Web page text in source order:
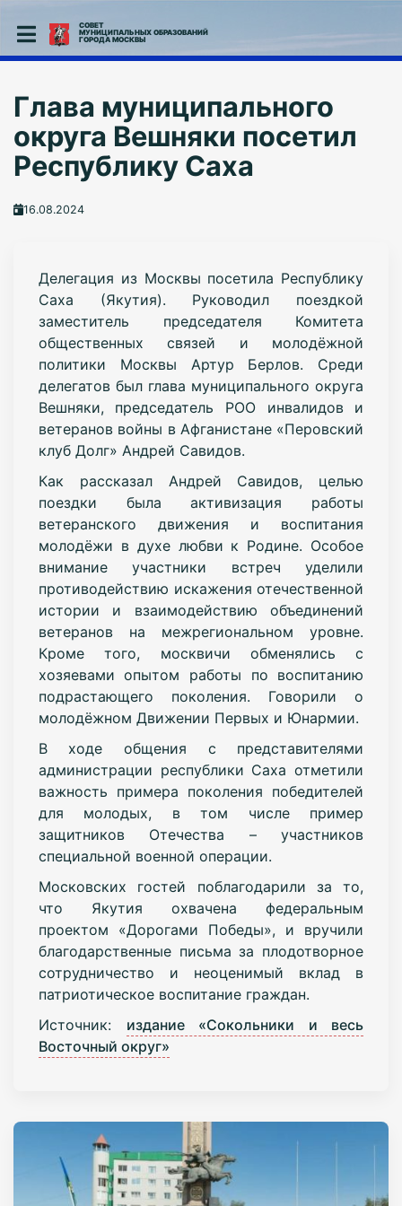
СОВЕТ
МУНИЦИПАЛЬНЫХ ОБРАЗОВАНИЙ
ГОРОДА МОСКВЫ
Глава муниципального
округа Вешняки посетил
Республику Саха
16.08.2024
Делегация из Москвы посетила Республику
Саха (Якутия). Руководил поездкой
заместитель председателя Комитета
общественных связей и молодёжной
политики Москвы Артур Берлов. Среди
делегатов был глава муниципального округа
Вешняки, председатель РОО инвалидов и
ветеранов войны в Афганистане «Перовский
клуб Долг» Андрей Савидов.
Как рассказал Андрей Савидов, целью
поездки была активизация работы
ветеранского движения и воспитания
молодёжи в духе любви к Родине. Особое
внимание участники встреч уделили
противодействию искажения отечественной
истории и взаимодействию объединений
ветеранов на межрегиональном уровне.
Кроме того, москвичи обменялись с
хозяевами опытом работы по воспитанию
подрастающего поколения. Говорили о
молодёжном Движении Первых и Юнармии.
В ходе общения с представителями
администрации республики Саха отметили
важность примера поколения победителей
для молодых, в том числе пример
защитников Отечества – участников
специальной военной операции.
Московских гостей поблагодарили за то,
что Якутия охвачена федеральным
проектом «Дорогами Победы», и вручили
благодарственные письма за плодотворное
сотрудничество и неоценимый вклад в
патриотическое воспитание граждан.
Источник: издание «Сокольники и весь
Восточный округ»